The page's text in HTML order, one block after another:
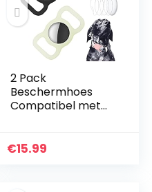
2 Pack
Beschermhoes
Compatibel met
Hondenhalsband
€15.99